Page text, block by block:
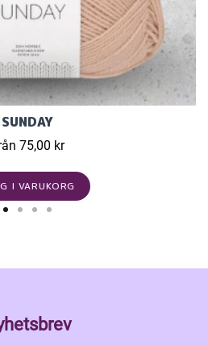
SUNDAY
75,00 kr
I VARUKORG